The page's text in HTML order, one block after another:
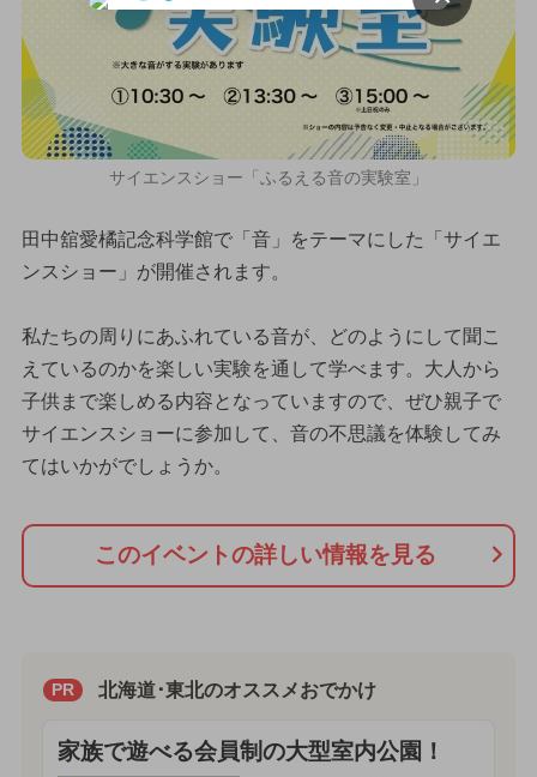
サイエンスショー「ふるえる音の実験室」
田中舘愛橘記念科学館で「音」をテーマにした「サイエ
ンスショー」が開催されます。
私たちの周りにあふれている音が、どのようにして聞こ
えているのかを楽しい実験を通して学べます。大人から
子供まで楽しめる内容となっていますので、ぜひ親子で
サイエンスショーに参加して、音の不思議を体験してみ
てはいかがでしょうか。
このイベントの詳しい情報を見る
PR 北海道･東北のオススメおでかけ
家族で遊べる会員制の大型室内公園！